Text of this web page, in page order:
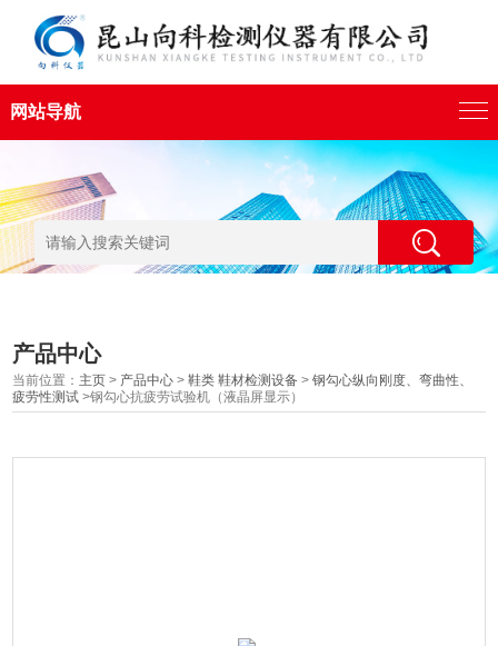
网站导航
产品中心
当前位置： 主页 > 产品中心 >鞋类 鞋材检测设备 >钢勾心纵向刚度、弯曲性、
疲劳性测试 >钢勾心抗疲劳试验机（液晶屏显示）